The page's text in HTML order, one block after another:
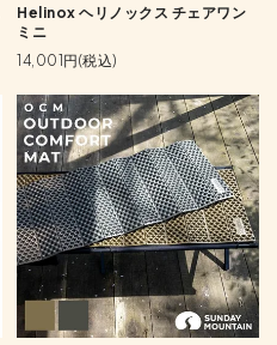
Helinox ヘリノックス チェアワン
ミニ
14,001円(税込)